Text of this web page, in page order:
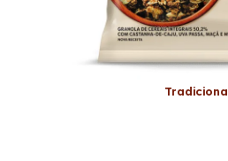
Tradicional